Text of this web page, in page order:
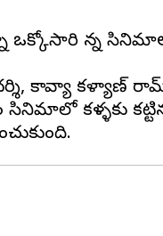
చిన్న
కావ్యా కళ్యాణ్ రామ్
కళ్ళకు